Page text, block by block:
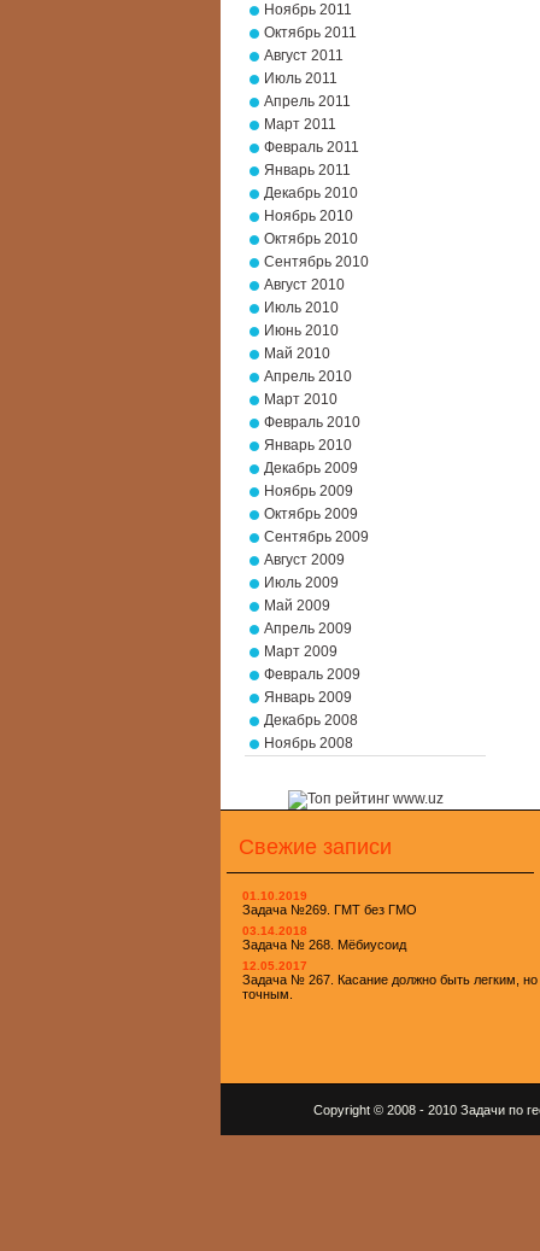
Ноябрь 2011
Октябрь 2011
Август 2011
Июль 2011
Апрель 2011
Март 2011
Февраль 2011
Январь 2011
Декабрь 2010
Ноябрь 2010
Октябрь 2010
Сентябрь 2010
Август 2010
Июль 2010
Июнь 2010
Май 2010
Апрель 2010
Март 2010
Февраль 2010
Январь 2010
Декабрь 2009
Ноябрь 2009
Октябрь 2009
Сентябрь 2009
Август 2009
Июль 2009
Май 2009
Апрель 2009
Март 2009
Февраль 2009
Январь 2009
Декабрь 2008
Ноябрь 2008
Свежие записи
01.10.2019
Задача №269. ГМТ без ГМО
03.14.2018
Задача № 268. Мёбиусоид
12.05.2017
Задача № 267. Касание должно быть легким, но
точным.
Copyright © 2008 - 2010 Задачи по